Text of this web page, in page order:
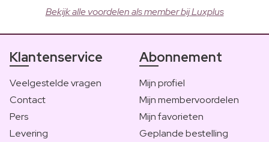
Bekijk alle voordelen als member bij Luxplus
Klantenservice
Veelgestelde vragen
Contact
Pers
Levering
Abonnement
Mijn profiel
Mijn membervoordelen
Mijn favorieten
Geplande bestelling